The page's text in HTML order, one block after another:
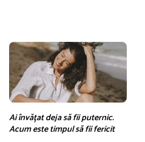
Ai învățat deja să fii puternic.
Acum este timpul să fii fericit